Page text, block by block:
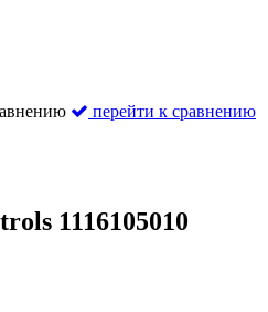
перейти к сравнению
1116105010